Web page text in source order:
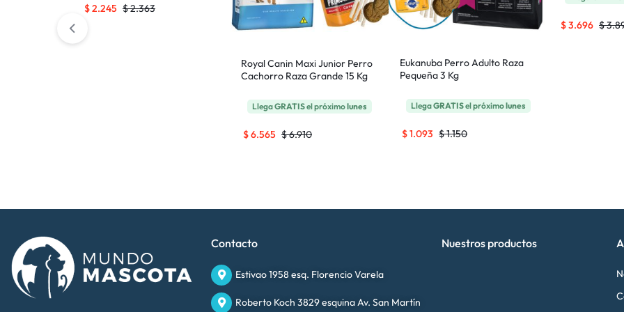
$2.363
$2.245
Royal Canin Maxi Junior Perro
Cachorro Raza Grande 15 Kg
LlegaGRATISel próximolunes
$6.910
$6.565
Eukanuba Perro Adulto Raza
Pequeña 3 Kg
LlegaGRATISel próximolunes
$1.150
$1.093
$
$3.696
Contacto
Estivao 1958 esq. Florencio Varela
Roberto Koch 3829 esquina Av. San Martín
Nuestros productos